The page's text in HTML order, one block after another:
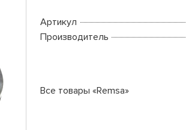
Артикул
Производитель
Все товары «Remsa»